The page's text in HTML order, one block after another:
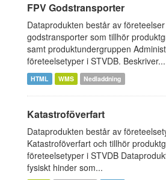
FPV Godstransporter
Dataprodukten består av
godstransporter som tillhör
samt produktundergruppen
företeelsetyper i STVDB. Beskriver...
HTML WMS Nedladdning
Katastroföverfart
Dataprodukten består av
Katastroföverfart och tillhör
företeelsetyper i STVDB
fysiskt hinder som...